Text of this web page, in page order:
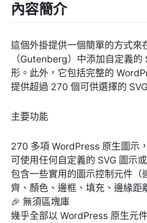
內容簡介
這個外掛提供一個簡單的方式來
（Gutenberg）中添加自定義的
形。此外，它包括完整的
提供超過 270 個可供選擇的
主要功能
270 多項 WordPress 原生圖示
可使用任何自定義的 SVG 圖示
包含一些實用的圖示控制元件（
齊、顏色、邊框、填充、邊緣距
🎉 無須區塊庫
幾乎全部以 WordPress 原生元